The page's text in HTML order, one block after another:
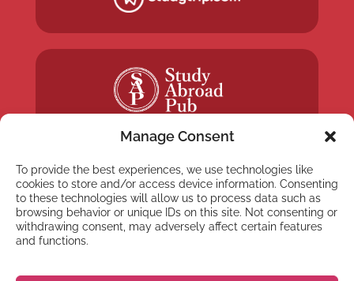
Manage Consent
To provide the best experiences, we use technologies like
cookies to store and/or access device information. Consenting
to these technologies will allow us to process data such as
browsing behavior or unique IDs on this site. Not consenting or
withdrawing consent, may adversely affect certain features
and functions.
NEWSLETTER
Inscreva-se em nossa